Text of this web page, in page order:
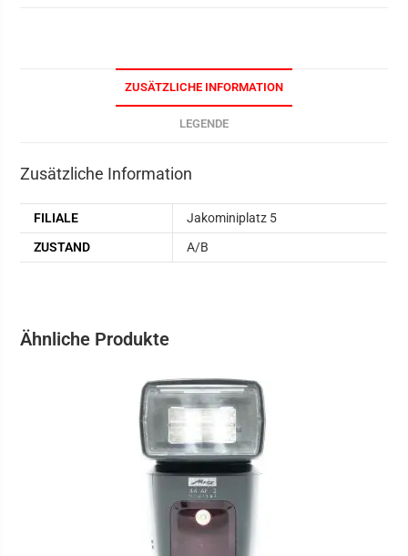
ZUSÄTZLICHE INFORMATION
LEGENDE
Zusätzliche Information
FILIALE
Jakominiplatz 5
ZUSTAND
A/B
Ähnliche Produkte